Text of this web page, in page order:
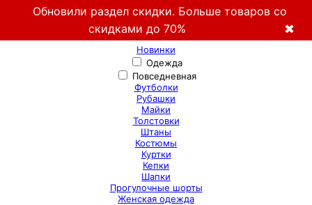
Обновили раздел скидки. Больше товаров со
скидками до 70%
✖
Новинки
Одежда
Повседневная
Футболки
Рубашки
Майки
Толстовки
Штаны
Костюмы
Куртки
Кепки
Шапки
Прогулочные шорты
Женская одежда